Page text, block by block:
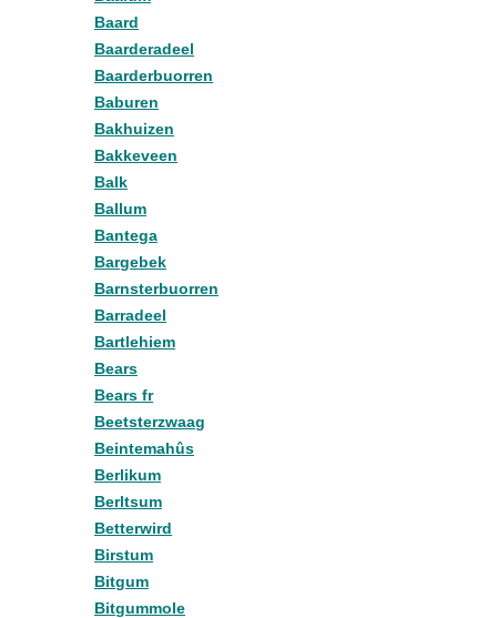
Baard
Baarderadeel
Baarderbuorren
Baburen
Bakhuizen
Bakkeveen
Balk
Ballum
Bantega
Bargebek
Barnsterbuorren
Barradeel
Bartlehiem
Bears
Bears fr
Beetsterzwaag
Beintemahûs
Berlikum
Berltsum
Betterwird
Birstum
Bitgum
Bitgummole